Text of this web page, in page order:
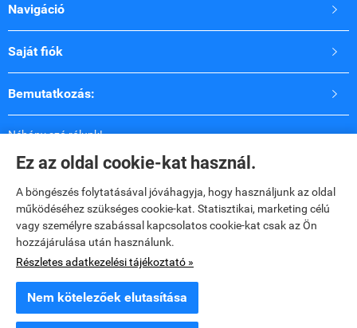
Ez az oldal cookie-kat használ.
A böngészés folytatásával jóváhagyja, hogy használjunk az oldal
működéséhez szükséges cookie-kat. Statisztikai, marketing célú
vagy személyre szabással kapcsolatos cookie-kat csak az Ön
hozzájárulása után használunk.
Részletes adatkezelési tájékoztató »
Nem kötelezőek elutasítása
Navigáció 
Saját fiók 
Bemutatkozás: 
Néhány szó rólunk!
Célunk, a fodrászok és a lakosság igényes és minőségileg
új termékekkel való kiszolgálása.
Hozzáértő tanácsadással állunk vásárlóink
rendelkezésére!
Elérhetőségek